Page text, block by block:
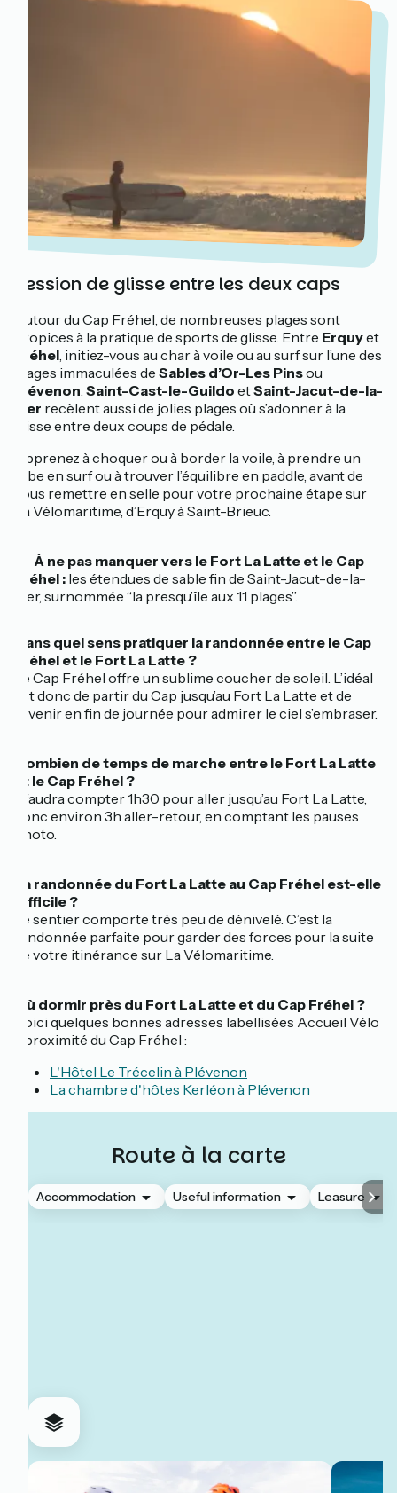
Session de glisse entre les deux caps
Autour du Cap Fréhel, de nombreuses plages sont
propices à la pratique de sports de glisse. Entre Erquyet
Fréhel, initiez-vous au char à voile ou au surf sur l’une des
plages immaculées de Sables d’Or-Les Pinsou
Plévenon. Saint-Cast-le-Guildo etSaint-Jacut-de-la-
Mer recèlent aussi de jolies plages où s’adonner à la
glisse entre deux coups de pédale.
Apprenez à choquer ou à border la voile, à prendre un
tube en surf ou à trouver l’équilibre en paddle, avant de
vous remettre en selle pour votre prochaine étape sur
La Vélomaritime, d’Erquy à Saint-Brieuc.
🔎 À ne pas manquer vers le Fort La Latte et le Cap
Fréhel : les étendues de sable fin de Saint-Jacut-de-la-
Mer, surnommée “la presqu’île aux 11 plages”.
Dans quel sens pratiquer la randonnée entre le Cap
Fréhel et le Fort La Latte ?
Le Cap Fréhel offre un sublime coucher de soleil. L’idéal
est donc de partir du Cap jusqu’au Fort La Latte et de
revenir en fin de journée pour admirer le ciel s’embraser.
Combien de temps de marche entre le Fort La Latte
et le Cap Fréhel ?
Il faudra compter 1h30 pour aller jusqu’au Fort La Latte,
donc environ 3h aller-retour, en comptant les pauses
photo.
La randonnée du Fort La Latte au Cap Fréhel est-elle
difficile ?
Le sentier comporte très peu de dénivelé. C’est la
randonnée parfaite pour garder des forces pour la suite
de votre itinérance sur La Vélomaritime.
Où dormir près du Fort La Latte et du Cap Fréhel ?
Voici quelques bonnes adresses labellisées Accueil Vélo
à proximité du Cap Fréhel :
L'Hôtel Le Trécelin à Plévenon
La chambre d'hôtes Kerléon à Plévenon
Route à la carte
Accommodation Useful information Leasure